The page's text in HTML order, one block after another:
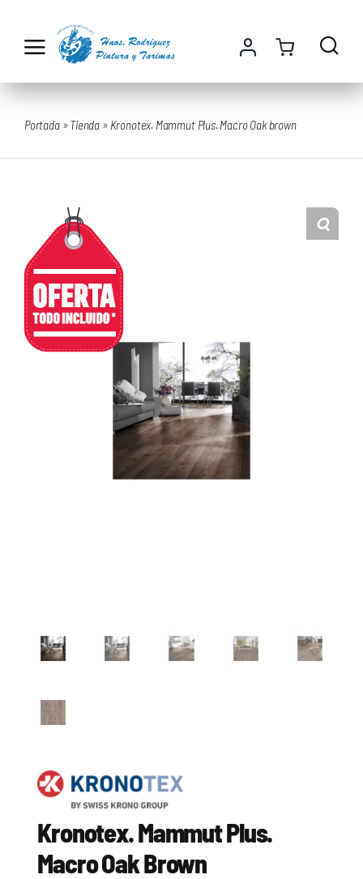
contenido
Portada»Tienda » Kronotex. Mammut Plus. Macro Oak brown
Kronotex. Mammut Plus.
Macro Oak Brown